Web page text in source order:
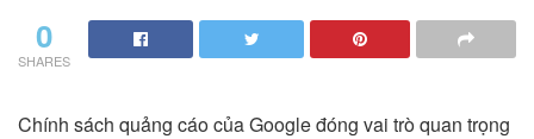
0
SHARES
Chính sách quảng cáo của Google đóng vai trò quan trọng